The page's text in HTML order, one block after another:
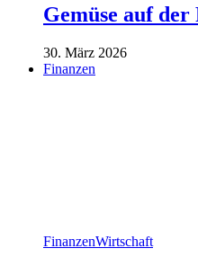
Gemüse auf
30. März 2026
Finanzen
FinanzenWirtschaft